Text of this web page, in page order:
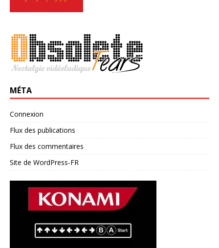
MÉTA
Connexion
Flux des publications
Flux des commentaires
Site de WordPress-FR